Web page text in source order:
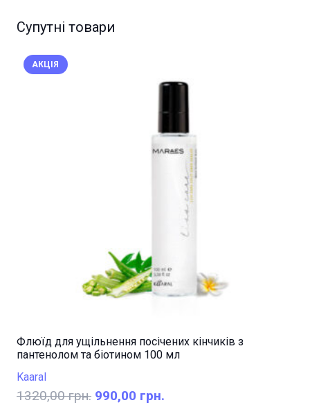
Супутні товари
АКЦІЯ
Флюїд для ущільнення посічених кінчиків з
пантенолом та біотином 100 мл
Kaaral
1320,00грн. Оригінальна
990,00 грн.